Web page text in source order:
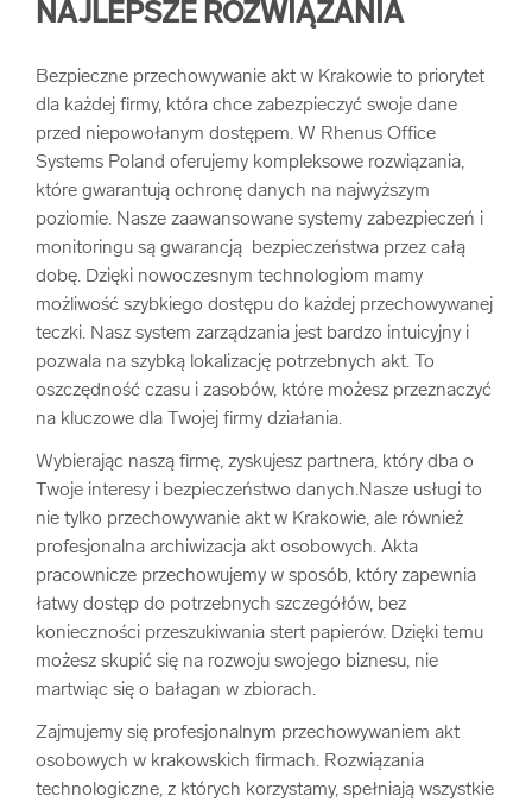
NAJLEPSZE ROZWIĄZANIA
Bezpieczne przechowywanie akt w Krakowie to priorytet
dla każdej firmy, która chce zabezpieczyć swoje dane
przed niepowołanym dostępem. W Rhenus Office
Systems Poland oferujemy kompleksowe rozwiązania,
które gwarantują ochronę danych na najwyższym
poziomie. Nasze zaawansowane systemy zabezpieczeń i
monitoringu są gwarancją bezpieczeństwa przez całą
dobę. Dzięki nowoczesnym technologiom mamy
możliwość szybkiego dostępu do każdej przechowywanej
teczki. Nasz system zarządzania jest bardzo intuicyjny i
pozwala na szybką lokalizację potrzebnych akt. To
oszczędność czasu i zasobów, które możesz przeznaczyć
na kluczowe dla Twojej firmy działania.
Wybierając naszą firmę, zyskujesz partnera, który dba o
Twoje interesy i bezpieczeństwo danych.Nasze usługi to
nie tylko przechowywanie akt w Krakowie, ale również
profesjonalna archiwizacja akt osobowych. Akta
pracownicze przechowujemy w sposób, który zapewnia
łatwy dostęp do potrzebnych szczegółów, bez
konieczności przeszukiwania stert papierów. Dzięki temu
możesz skupić się na rozwoju swojego biznesu, nie
martwiąc się o bałagan w zbiorach.
Zajmujemy się profesjonalnym przechowywaniem akt
osobowych w krakowskich firmach. Rozwiązania
technologiczne, z których korzystamy, spełniają wszystkie